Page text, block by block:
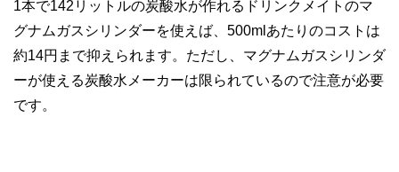
1本で142リットルの炭酸水が作れるドリンクメイトのマ
グナムガスシリンダーを使えば、500mlあたりのコストは
約14円まで抑えられます。ただし、マグナムガスシリンダ
ーが使える炭酸水メーカーは限られているので注意が必要
です。